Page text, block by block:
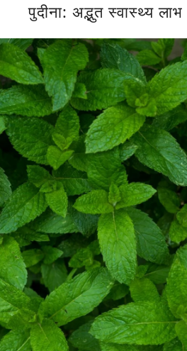
पुदीना: अद्भुत स्वास्थ्य